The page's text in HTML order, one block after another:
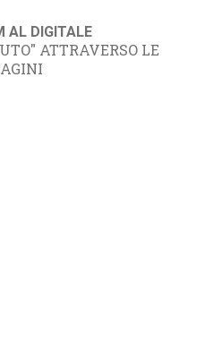
AL DIGITALE
ATTRAVERSO LE